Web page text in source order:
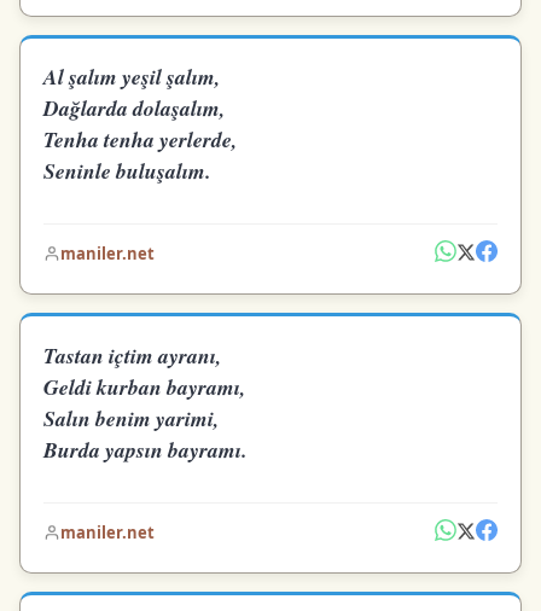
Al şalım yeşil şalım,
Dağlarda dolaşalım,
Tenha tenha yerlerde,
Seninle buluşalım.
maniler.net
Tastan içtim ayranı,
Geldi kurban bayramı,
Salın benim yarimi,
Burda yapsın bayramı.
maniler.net